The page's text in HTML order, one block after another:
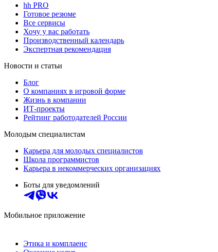
hh PRO
Готовое резюме
Все сервисы
Хочу у вас работать
Производственный календарь
Экспертная рекомендация
Новости и статьи
Блог
О компаниях в игровой форме
Жизнь в компании
ИТ-проекты
Рейтинг работодателей России
Молодым специалистам
Карьера для молодых специалистов
Школа программистов
Карьера в некоммерческих организациях
Боты для уведомлений
Мобильное приложение
Этика и комплаенс